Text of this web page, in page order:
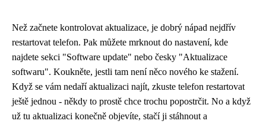
Než začnete kontrolovat aktualizace, je dobrý nápad nejdřív
restartovat telefon. Pak můžete mrknout do nastavení, kde
najdete sekci "Software update" nebo česky "Aktualizace
softwaru". Koukněte, jestli tam není něco nového ke stažení.
Když se vám nedaří aktualizaci najít, zkuste telefon restartovat
ještě jednou - někdy to prostě chce trochu popostrčit. No a když
už tu aktualizaci konečně objevíte, stačí ji stáhnout a